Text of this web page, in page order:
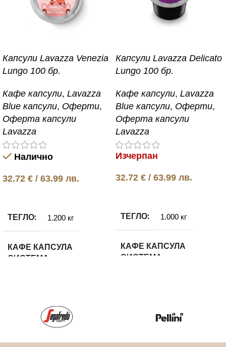
Капсули Lavazza Venezia
Lungo 100 бр.
Кафе капсули, Lavazza
Blue капсули, Оферти,
Оферта капсули
Lavazza
Налично
32.72 € / 63.99 лв.
ТЕГЛО 1.200 кг
КАФЕ КАПСУЛА
СИСТЕМА
КАФЕ КАПСУЛА ВИД
100% Арабика
Капсули Lavazza Delicato
Lungo 100 бр.
Кафе капсули, Lavazza
Blue капсули, Оферти,
Оферта капсули
Lavazza
Изчерпан
32.72 € / 63.99 лв.
ТЕГЛО 1.000 кг
КАФЕ КАПСУЛА
СИСТЕМА
КАФЕ КАПСУЛА ВИД
100% Арабика